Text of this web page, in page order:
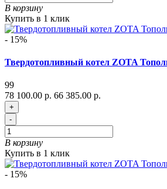
В корзину
Купить в 1 клик
- 15%
Твердотопливный котел ZOTA
99
78 100.00 р. 66 385.00 р.
+
-
В корзину
Купить в 1 клик
- 15%